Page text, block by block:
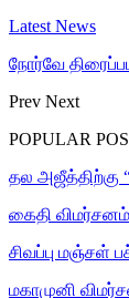
Latest News
நோர்வே
Prev Next
POPULAR
தல அஜீத்திற்கு
கைதி விமர்சனம்
சிவப்பு மஞ்சள்
மகாமுனி